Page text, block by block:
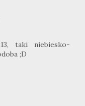
taki niebiesko-
;D